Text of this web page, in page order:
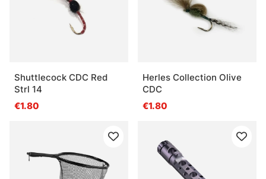
Shuttlecock CDC Red
Strl 14
€1.80
Herles Collection Olive
CDC
€1.80